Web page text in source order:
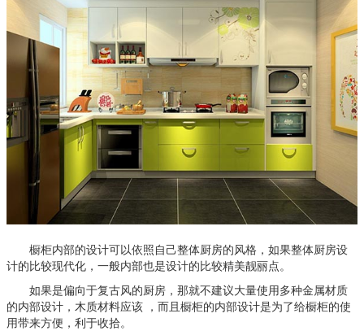
橱柜内部的设计可以依照自己整体厨房的风格，如果整体厨房设
计的比较现代化，一般内部也是设计的比较精美靓丽点。
如果是偏向于复古风的厨房，那就不建议大量使用多种金属材质
的内部设计，木质材料应该 ，而且橱柜的内部设计是为了给橱柜的使
用带来方便，利于收拾。